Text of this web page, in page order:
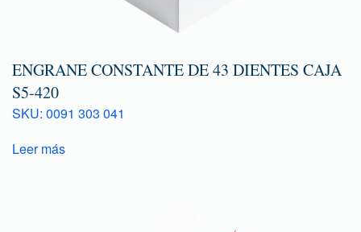
ENGRANE CONSTANTE DE 43 DIENTES CAJA
S5-420
SKU: 0091 303 041
Leer más